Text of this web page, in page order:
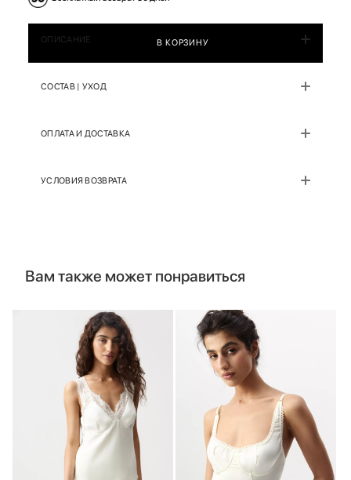
В КОРЗИНУ
ОПИСАНИЕ
СОСТАВ | УХОД
ОПЛАТА И ДОСТАВКА
УСЛОВИЯ ВОЗВРАТА
Вам также может понравиться